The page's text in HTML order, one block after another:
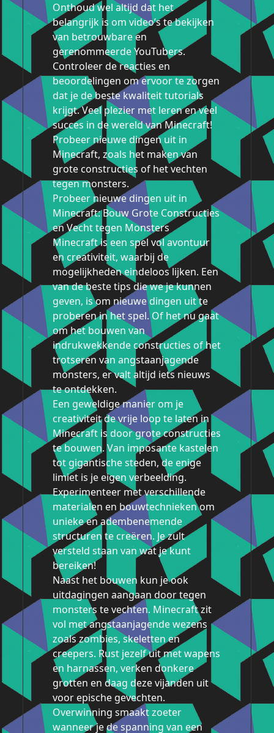
Onthoud wel altijd dat het
belangrijk is om video’s te bekijken
van betrouwbare en
gerenommeerde YouTubers.
Controleer de reacties en
beoordelingen om ervoor te zorgen
dat je de beste kwaliteit tutorials
krijgt. Veel plezier met leren en veel
succes in de wereld van Minecraft!
Probeer nieuwe dingen uit in
Minecraft, zoals het maken van
grote constructies of het vechten
tegen monsters.
Probeer nieuwe dingen uit in
Minecraft: Bouw Grote Constructies
en Vecht tegen Monsters
Minecraft is een spel vol avontuur
en creativiteit, waarbij de
mogelijkheden eindeloos lijken. Een
van de beste tips die we je kunnen
geven, is om nieuwe dingen uit te
proberen in het spel. Of het nu gaat
om het bouwen van
indrukwekkende constructies of het
trotseren van angstaanjagende
monsters, er valt altijd iets nieuws
te ontdekken.
Een geweldige manier om je
creativiteit de vrije loop te laten in
Minecraft is door grote constructies
te bouwen. Van imposante kastelen
tot gigantische steden, de enige
limiet is je eigen verbeelding.
Experimenteer met verschillende
materialen en bouwtechnieken om
unieke en adembenemende
structuren te creëren. Je zult
versteld staan van wat je kunt
bereiken!
Naast het bouwen kun je ook
uitdagingen aangaan door tegen
monsters te vechten. Minecraft zit
vol met angstaanjagende wezens
zoals zombies, skeletten en
creepers. Rust jezelf uit met wapens
en harnassen, verken donkere
grotten en daag deze vijanden uit
voor epische gevechten.
Overwinning smaakt zoeter
wanneer je de spanning van een